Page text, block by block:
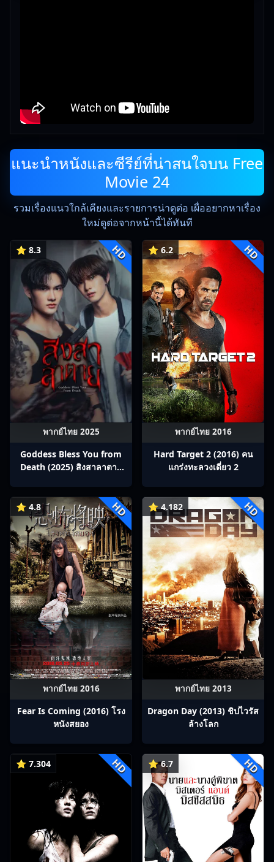
แนะนำหนังและซีรีย์ที่น่าสนใจบน Free
Movie 24
รวมเรื่องแนวใกล้เคียงและรายการน่าดูต่อ เผื่ออยากหาเรื่อง
ใหม่ดูต่อจากหน้านี้ได้ทันที
⭐ 8.3 HD
พากย์ไทย 2025
Goddess Bless You from
Death (2025) สิงสาลาตาย
⭐ 6.2 HD
พากย์ไทย 2016
Hard Target 2 (2016) คน
แกร่งทะลวงเดี่ยว 2
⭐ 4.8 HD
พากย์ไทย 2016
Fear Is Coming (2016) โรง
หนังสยอง
⭐ 4.182 HD
พากย์ไทย 2013
Dragon Day (2013) ชิปไวรัส
ล้างโลก
⭐ 7.304 HD ⭐ 6.7 HD